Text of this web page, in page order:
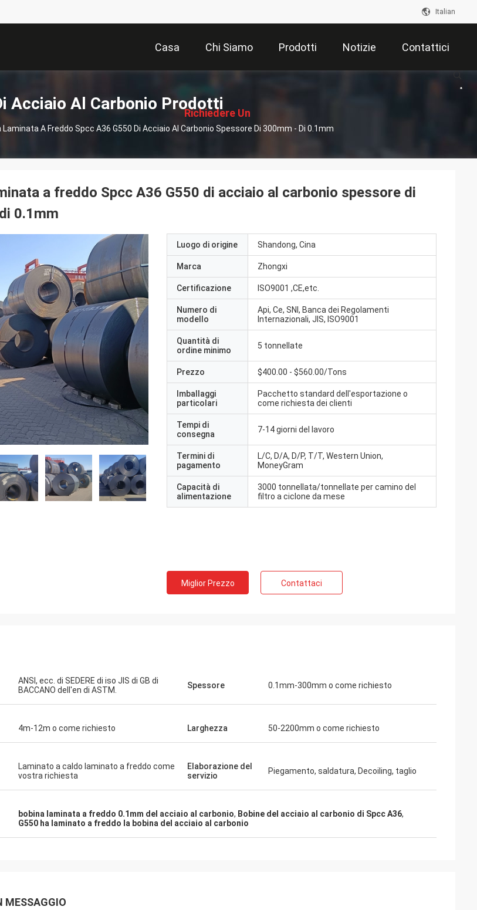
Italian
Casa Chi Siamo Prodotti Notizie Contattici
述
Richiedere Un
Preventivo
Acciaio Al Carbonio Prodotti
Laminata A Freddo Spcc A36 G550 Di Acciaio Al Carbonio Spessore Di 300mm - Di 0.1mm
a freddo Spcc A36 G550 di acciaio al carbonio spessore di
0.1mm
Luogo di origine Shandong, Cina
Marca Zhongxi
Certificazione ISO9001 ,CE,etc.
Numero di
modello
Api, Ce, SNI, Banca dei Regolamenti
Internazionali, JIS, ISO9001
Quantità di
ordine minimo
5 tonnellate
Prezzo $400.00 - $560.00/Tons
Imballaggi
particolari
Pacchetto standard dell'esportazione o
come richiesta dei clienti
Tempi di
consegna
7-14 giorni del lavoro
Termini di
pagamento
L/C, D/A, D/P, T/T, Western Union,
MoneyGram
Capacità di
alimentazione
3000 tonnellata/tonnellate per camino del
filtro a ciclone da mese
Miglior Prezzo Contattaci
ANSI, ecc. di SEDERE di iso JIS di GB di
BACCANO dell'en di ASTM.
Spessore 0.1mm-300mm o come richiesto
4m-12m o come richiesto Larghezza 50-2200mm o come richiesto
Laminato a caldo laminato a freddo come
vostra richiesta
Elaborazione del
servizio
Piegamento, saldatura, Decoiling, taglio
bobina laminata a freddo 0.1mm del acciaio al carbonio, Bobine del acciaio al carbonio di Spcc A36,
G550 ha laminato a freddo la bobina del acciaio al carbonio
MESSAGGIO